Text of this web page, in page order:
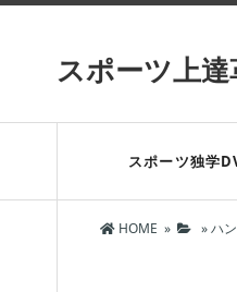
スポーツ上
スポーツ独学
HOME » »ハ